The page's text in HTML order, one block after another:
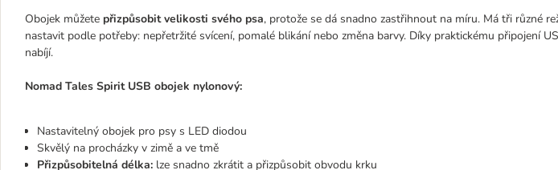
Obojek můžete přizpůsobit velikosti svého psa, protože se dá snadno zastřihnout na míru. Má tři různé
nastavit podle potřeby: nepřetržité svícení, pomalé blikání nebo změna barvy. Díky praktickému připojení
nabíjí.
Nomad Tales Spirit USB obojek nylonový:
Nastavitelný obojek pro psy s LED diodou
Skvělý na procházky v zimě a ve tmě
Přizpůsobitelná délka: lze snadno zkrátit a přizpůsobit obvodu krku